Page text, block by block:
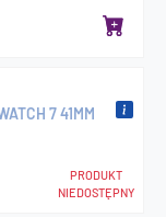
7 41MM
PRODUKT
NIEDOSTĘPNY